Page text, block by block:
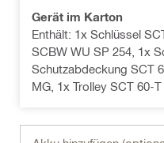
Gerät im Karton
Enthält: 1x Schlüssel
SCBW WU SP 254, 1x
Schutzabdeckung SCT
MG, 1x Trolley SCT 60-T